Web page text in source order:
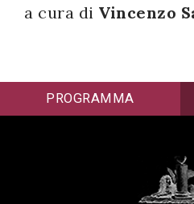
a cura di Vincenzo
PROGRAMMA